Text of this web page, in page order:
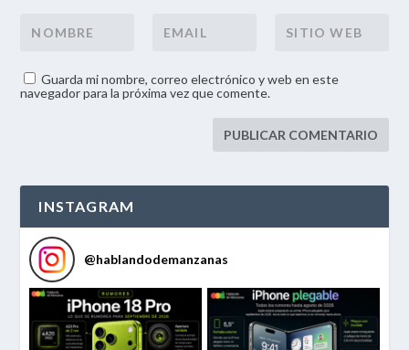
Guarda mi nombre, correo electrónico y web en este
navegador para la próxima vez que comente.
INSTAGRAM
@hablandodemanzanas